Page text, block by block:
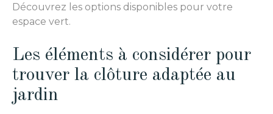
Découvrez les options disponibles pour votre
espace vert.
Les éléments à considérer pour
trouver la clôture adaptée au
jardin